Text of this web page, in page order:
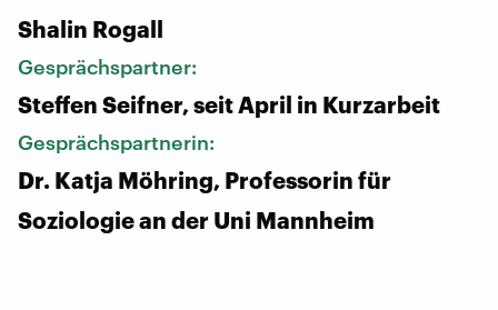
Shalin Rogall
Gesprächspartner:
Steffen Seifner, seit April in Kurzarbeit
Gesprächspartnerin:
Dr. Katja Möhring, Professorin für
Soziologie an der Uni Mannheim